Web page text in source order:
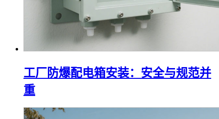
工厂防爆配电箱安装：安全与规范并
重